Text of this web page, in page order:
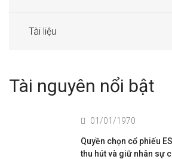
Tài liệu
Tài nguyên nổi bật
01/01/1970
Quyền chọn cổ phiếu
thu hút và giữ nhân sự